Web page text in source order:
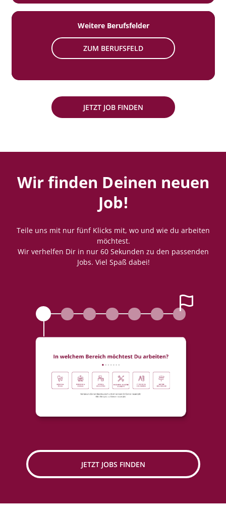
Weitere Berufsfelder
ZUM BERUFSFELD
JETZT JOB FINDEN
Wir finden Deinen neuen
Job!
Teile uns mit nur fünf Klicks mit, wo und wie du arbeiten
möchtest.
Wir verhelfen Dir in nur 60 Sekunden zu den passenden
Jobs. Viel Spaß dabei!
JETZT JOBS FINDEN